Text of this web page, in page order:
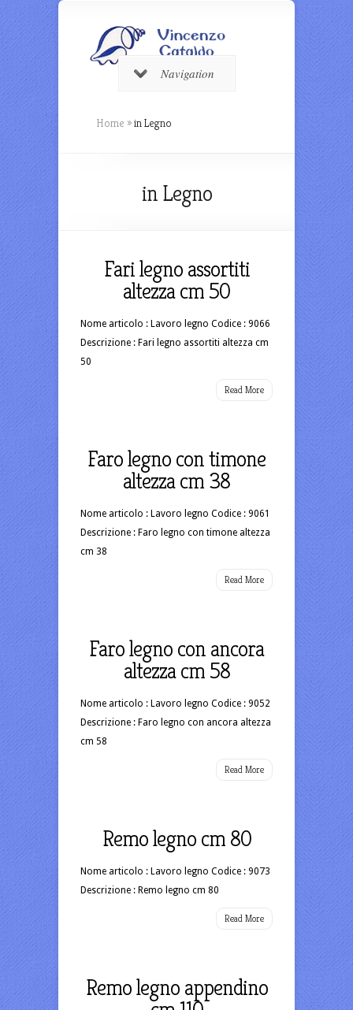
Navigation
Home »in Legno
in Legno
Fari legno assortiti
altezza cm 50
Nome articolo : Lavoro legno Codice : 9066
Descrizione : Fari legno assortiti altezza cm
50
Read More
Faro legno con timone
altezza cm 38
Nome articolo : Lavoro legno Codice : 9061
Descrizione : Faro legno con timone altezza
cm 38
Read More
Faro legno con ancora
altezza cm 58
Nome articolo : Lavoro legno Codice : 9052
Descrizione : Faro legno con ancora altezza
cm 58
Read More
Remo legno cm 80
Nome articolo : Lavoro legno Codice : 9073
Descrizione : Remo legno cm 80
Read More
Remo legno appendino